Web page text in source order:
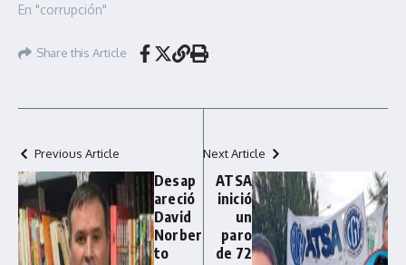
En "corrupción"
Share this Article
Previous Article
Desap
areció
David
Norber
to
Next Article
ATSA
inició
un
paro
de 72